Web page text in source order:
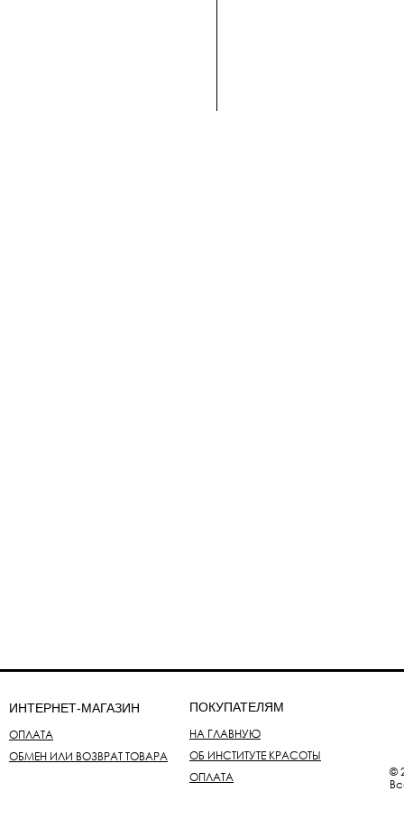
©
ИНТЕРНЕТ-МАГАЗИН
ОПЛАТА
ОБМЕН ИЛИ ВОЗВРАТ ТОВАРА
ПОКУПАТЕЛЯМ
НА ГЛАВНУЮ
ОБ ИНСТИТУТЕ КРАСОТЫ
ОПЛАТА